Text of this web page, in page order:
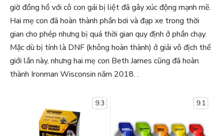
giờ đồng hồ với cô con gái bị liệt đã gây xúc động mạnh mẽ.
Hai mẹ con đã hoàn thành phần bơi và đạp xe trong thời
gian cho phép nhưng bị quá thời gian quy định ở phần chạy.
Mặc dù bị tính là DNF (không hoàn thành) ở giải vô địch thế
giới lần này, nhưng hai mẹ con Beth James cũng đã hoàn
thành Ironman Wisconsin năm 2018. .
9.3 9.1